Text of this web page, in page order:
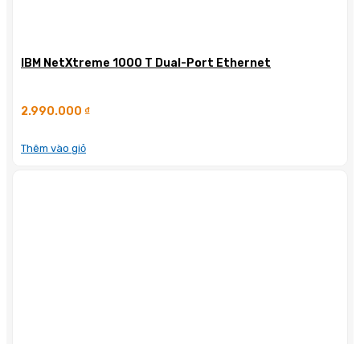
IBM NetXtreme 1000 T Dual-Port Ethernet
2.990.000 ₫
Thêm vào giỏ